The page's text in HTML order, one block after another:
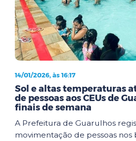
14/01/2026, às 16:17
Sol e altas temperaturas
de pessoas aos CEUs de
finais de semana
A Prefeitura de Guarulhos
movimentação de pessoas nos